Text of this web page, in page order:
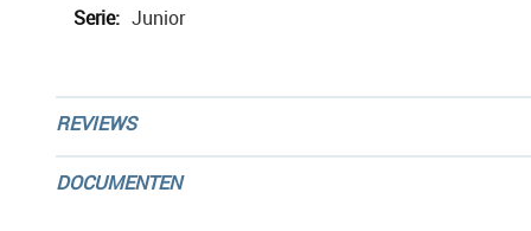
Junior
REVIEWS
DOCUMENTEN